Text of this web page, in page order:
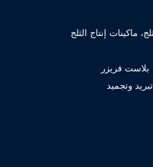
ماكينات إنتاج الثلج
فريزر
وتجميد